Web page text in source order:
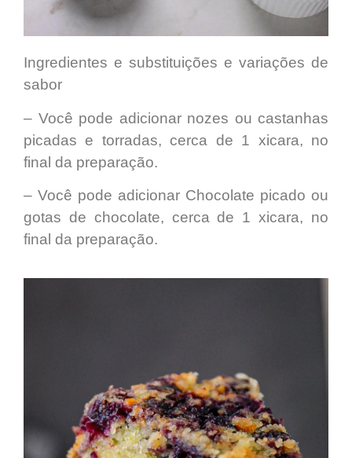
Ingredientes e substituições e variações de
sabor
– Você pode adicionar nozes ou castanhas
picadas e torradas, cerca de 1 xicara, no
final da preparação.
– Você pode adicionar Chocolate picado ou
gotas de chocolate, cerca de 1 xicara, no
final da preparação.